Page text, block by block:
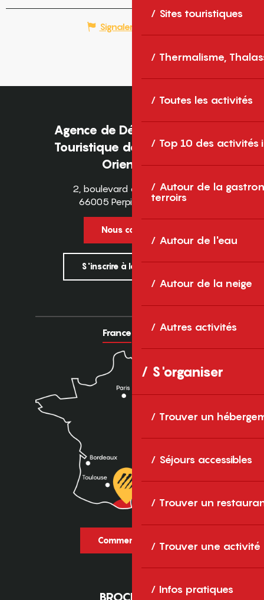
Sites touristiques
Thermalisme,
Toutes les activités
Top 10 des activités
Autour de la
terroirs
Autour de l'eau
Autour de la neige
Autres activités
S'organiser
Trouver un
Séjours accessibles
Trouver un
Trouver une activité
Infos pratiques
Signaler une erreur
Agence de Développement
Touristique des Pyrénées-
Orientales
2, boulevard des Pyrénées
66005 Perpignan Cedex
Nous contacter
S'inscrire à la newsletter
France Europe
Comment venir ?